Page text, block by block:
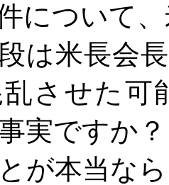
について
米長会長
させた可
実ですか？
とが本当な